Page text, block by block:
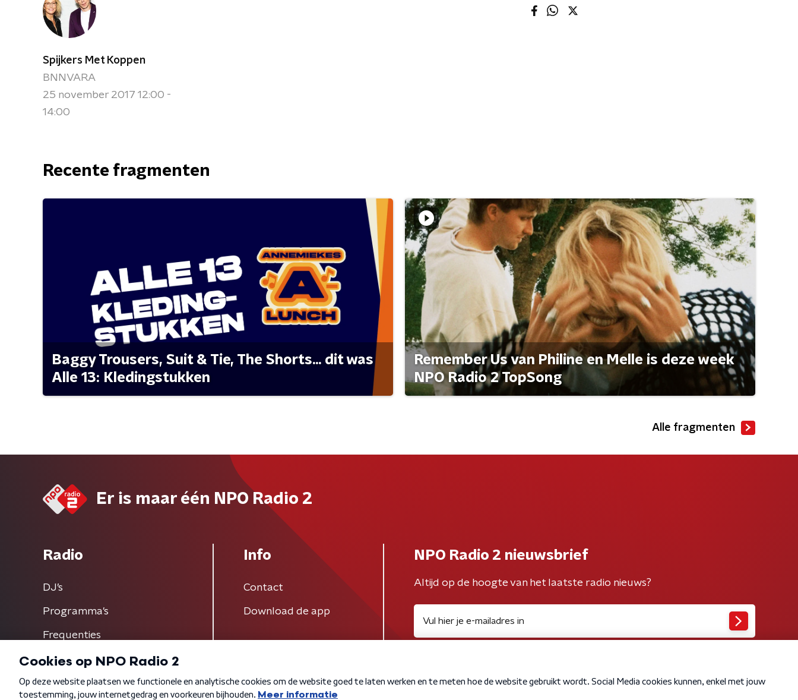
Spijkers Met Koppen
BNNVARA
25 november 2017 12:00 -
14:00
Recente fragmenten
Baggy Trousers, Suit & Tie, The Shorts... dit was
Alle 13: Kledingstukken
Remember Us van Philine en Melle is deze week
NPO Radio 2 TopSong
Alle fragmenten
Er is maar één NPO Radio 2
Radio
DJ’s
Programma's
Frequenties
Info
Contact
Download de app
NPO Radio 2 nieuwsbrief
Altijd op de hoogte van het laatste radio nieuws?